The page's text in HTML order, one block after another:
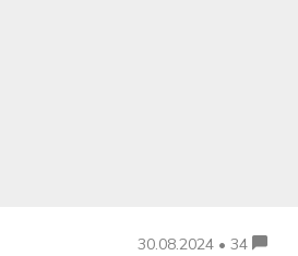
30.08.2024 • 34